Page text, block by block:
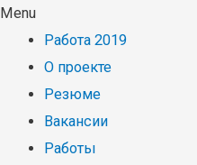
Menu
Работа 2019
О проекте
Резюме
Вакансии
Работы